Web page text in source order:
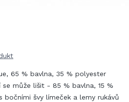
65 % bavlna, 35 % polyester
může lišit - 85 % bavlna, 15 %
bočními švy límeček a lemy rukávů